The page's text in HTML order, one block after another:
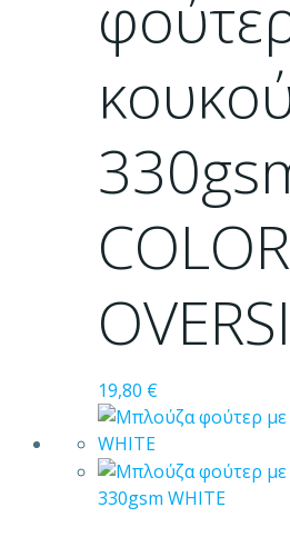
επιλογές
μπορούν
επιλεγούν
σελίδα
του
προϊόντος
19,80 €